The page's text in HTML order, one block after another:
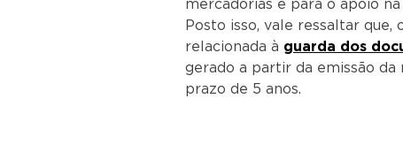
mercadorias e para o apoio
Posto isso, vale ressaltar
relacionada à guarda dos
gerado a partir da emissão
prazo de 5 anos.